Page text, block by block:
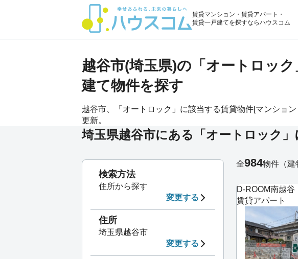
賃貸マンション・賃貸アパート・
賃貸一戸建てを探すならハウスコム
越谷市(埼玉県)の「オートロッ
建て物件を探す
越谷市、「オートロック」に該当する賃貸物件[マンショ
更新。
埼玉県越谷市にある「オートロック
D-ROOM南越谷
賃貸アパート
全984物件 （建
検索方法
住所から探す
変更する
住所
埼玉県越谷市
変更する